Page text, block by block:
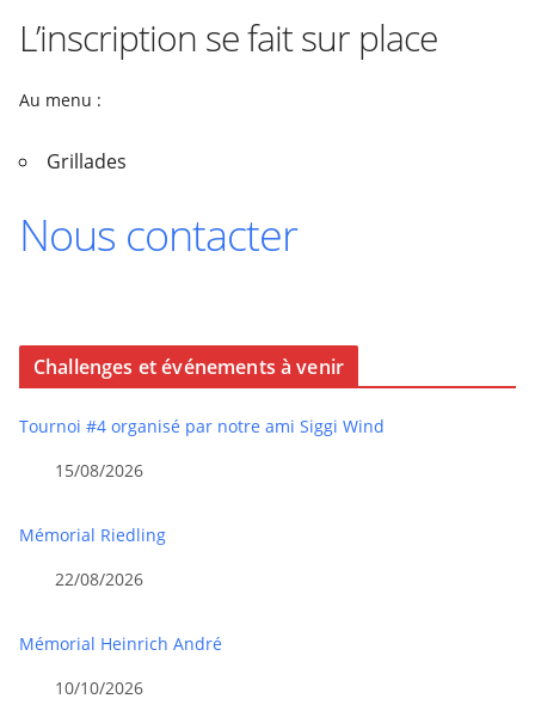
L’inscription se fait sur place
Au menu :
Grillades
Nous contacter
Challenges et événements à venir
Tournoi #4 organisé par notre ami Siggi Wind
15/08/2026
Mémorial Riedling
22/08/2026
Mémorial Heinrich André
10/10/2026